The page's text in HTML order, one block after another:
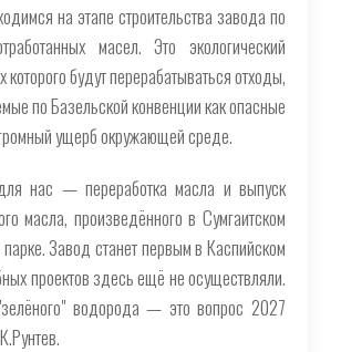
на этапе строительства завода по
масел. Это экологический
которого будут перерабатываться отходы,
по Базельской конвенции как опасные
ущерб окружающей среде.
нас — переработка масла и выпуск
масла, произведённого в Сумгаитском
Завод станет первым в Каспийском
проектов здесь ещё не осуществляли.
водорода — это вопрос 2027